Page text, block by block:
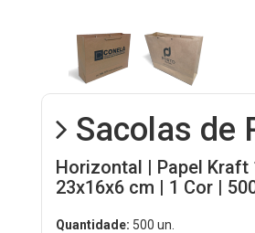
Sacolas de
Horizontal | Papel Kraft
23x16x6 cm | 1 Cor |
Quantidade: 500 un.